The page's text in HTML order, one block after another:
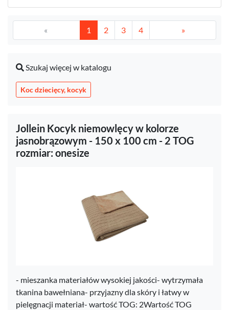
« 1 2 3 4 »
Szukaj więcej w katalogu
Koc dziecięcy, kocyk
Jollein Kocyk niemowlęcy w kolorze
jasnobrązowym - 150 x 100 cm - 2 TOG
rozmiar: onesize
- mieszanka materiałów wysokiej jakości- wytrzymała
tkanina bawełniana- przyjazny dla skóry i łatwy w
pielęgnacji materiał- wartość TOG: 2Wartość TOG